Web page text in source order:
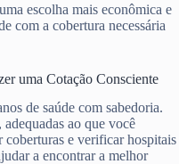
escolha mais econômica e
com a cobertura necessária
uma Cotação Consciente
de saúde com sabedoria.
ao que você
coberturas e verificar hospitais
a encontrar a melhor